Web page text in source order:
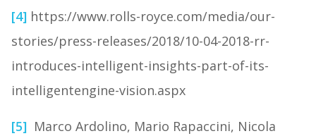
[4]https://www.rolls-royce.com/media/our-
stories/press-releases/2018/10-04-2018-rr-
introduces-intelligent-insights-part-of-its-
intelligentengine-vision.aspx
[5]Marco Ardolino, Mario Rapaccini, Nicola